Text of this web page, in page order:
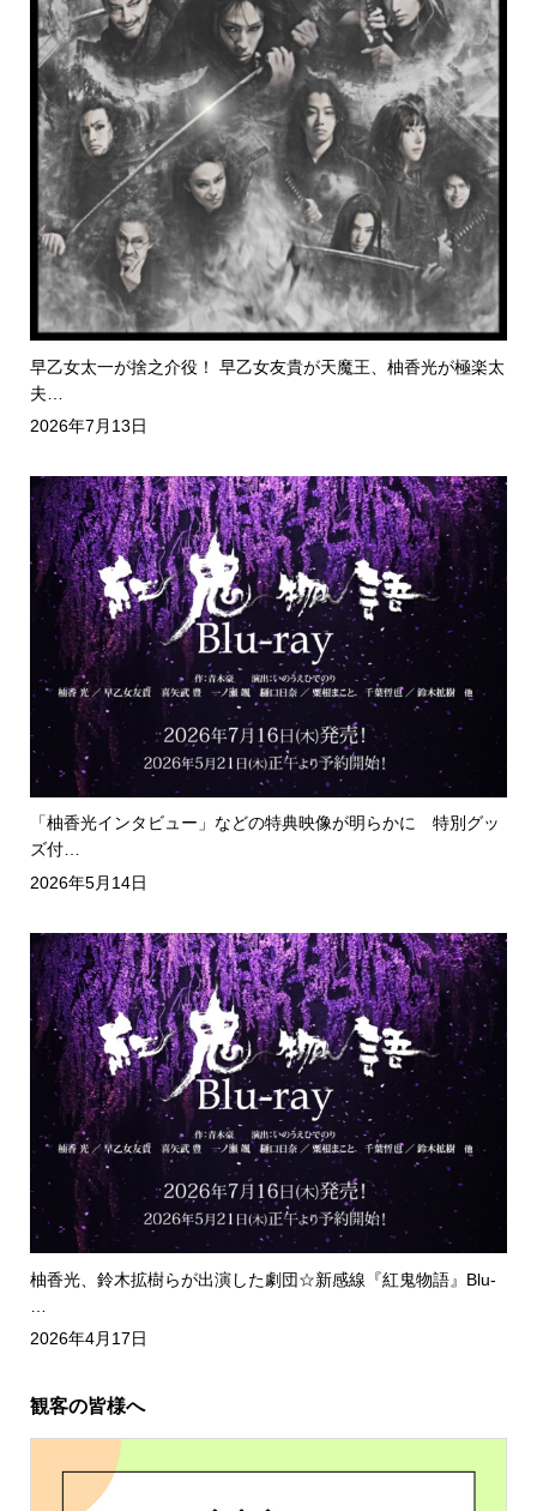
早乙女太一が捨之介役！ 早乙女友貴が天魔王、柚香光が極楽太
夫…
2026年7月13日
「柚香光インタビュー」などの特典映像が明らかに 特別グッ
ズ付…
2026年5月14日
柚香光、鈴木拡樹らが出演した劇団☆新感線『紅鬼物語』Blu-
2026年4月17日
観客の皆様へ